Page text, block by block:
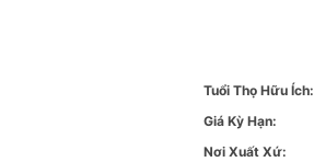
Tuổi Thọ Hữu Ích:
Giá Kỳ Hạn:
Nơi Xuất Xứ: